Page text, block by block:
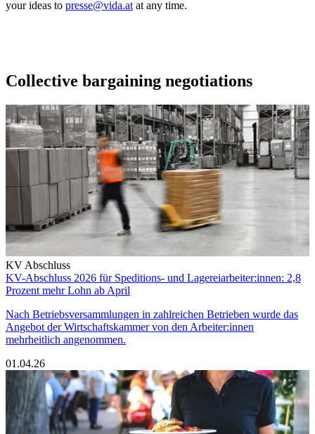
your ideas to presse@vida.at at any time.
Collective bargaining negotiations
KV Abschluss
KV-Abschluss 2026 für Speditions- und Lagereiarbeiter:innen: 2,8
Prozent mehr Lohn ab April
Nach Betriebsversammlungen in zahlreichen Betrieben wurde das
Angebot der Wirtschaftskammer von den Arbeiter:innen
mehrheitlich angenommen.
01.04.26